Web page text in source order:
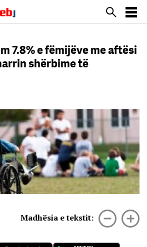
7.8% e fëmijëve me aftësi
shërbime të
Madhësia e tekstit: